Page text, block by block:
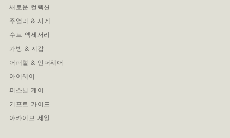
새로운 컬렉션
주얼리 & 시계
수트 액세서리
가방 & 지갑
어패럴 & 언더웨어
아이웨어
퍼스널 케어
기프트 가이드
아카이브 세일